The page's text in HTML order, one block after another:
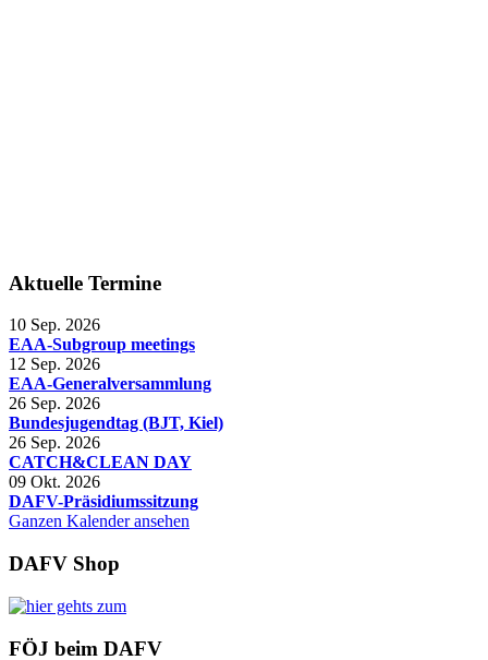
Aktuelle Termine
10 Sep. 2026
EAA-Subgroup meetings
12 Sep. 2026
EAA-Generalversammlung
26 Sep. 2026
Bundesjugendtag (BJT, Kiel)
26 Sep. 2026
CATCH&CLEAN DAY
09 Okt. 2026
DAFV-Präsidiumssitzung
Ganzen Kalender ansehen
DAFV Shop
FÖJ beim DAFV